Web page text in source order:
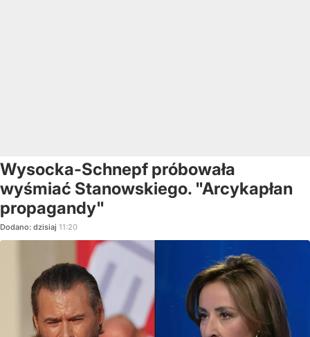
Wysocka-Schnepf próbowała
wyśmiać Stanowskiego. "Arcykapłan
propagandy"
Dodano: dzisiaj 11:20